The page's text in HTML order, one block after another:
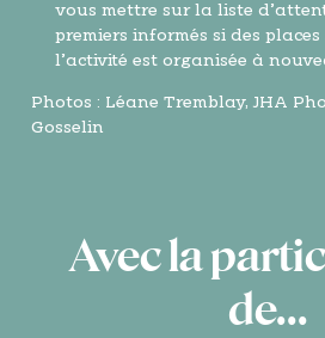
vous mettre sur la liste
premiers informés si des
l’activité est organisée à
Photos : Léane Tremblay, JHA
Gosselin
Avec la
de...